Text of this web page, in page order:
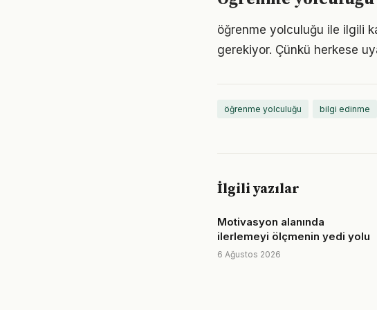
öğrenme yolculuğu ile ilgili
gerekiyor. Çünkü herkese
öğrenme yolculuğu bilgi edinme
İlgili yazılar
Motivasyon alanında
ilerlemeyi ölçmenin yedi yolu
6 Ağustos 2026